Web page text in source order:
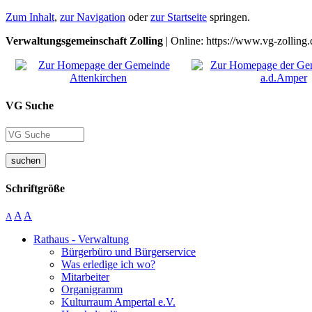
Zum Inhalt, zur Navigation oderzur Startseite springen.
Verwaltungsgemeinschaft Zolling | Online: https://www.vg-
VG Suche
suchen
Schriftgröße
A A A
Rathaus - Verwaltung
Bürgerbüro und Bürgerservice
Was erledige ich wo?
Mitarbeiter
Organigramm
Kulturraum Ampertal e.V.